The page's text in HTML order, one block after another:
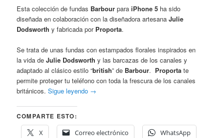
Esta colección de fundas Barbour para iPhone 5 ha sido
diseñada en colaboración con la diseñadora artesanaJulie
Dodsworth y fabricada por Proporta.
Se trata de unas fundas con estampados florales inspirados en
la vida deJulie Dodsworth y las barcazas de los canales y
adaptado al clásico estilo “british” de Barbour. Proporta te
permite proteger tu teléfono con toda la frescura de los canales
británicos.Sigue leyendo →
COMPARTE ESTO:
X
Correo electrónico WhatsApp